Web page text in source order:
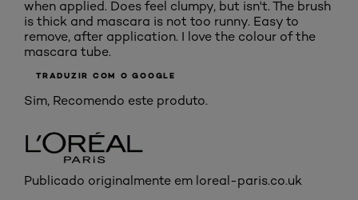
when applied. Does feel clumpy, but isn't. The brush
is thick and mascara is not too runny. Easy to
remove, after application. I love the colour of the
mascara tube.
TRADUZIR COM O GOOGLE
Sim, Recomendo este produto.
Publicado originalmente em loreal-paris.co.uk